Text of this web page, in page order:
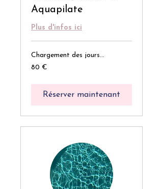
Aquapilate
Plus d'infos ici
Chargement des jours...
80
euros
80 €
Réserver maintenant